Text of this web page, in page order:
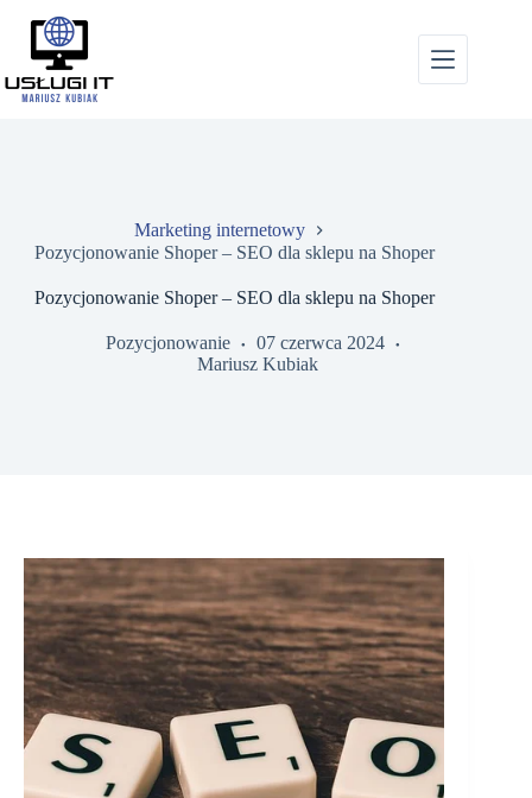
treści
Marketing internetowy
Pozycjonowanie Shoper – SEO dla sklepu na Shoper
Pozycjonowanie Shoper – SEO dla sklepu na Shoper
Pozycjonowanie
07 czerwca 2024
Mariusz Kubiak